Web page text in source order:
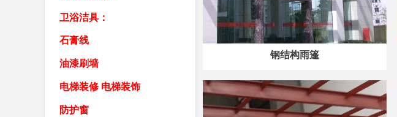
钢结构雨篷
卫浴洁具：
石膏线
油漆刷墙
电梯装修 电梯装饰
防护窗